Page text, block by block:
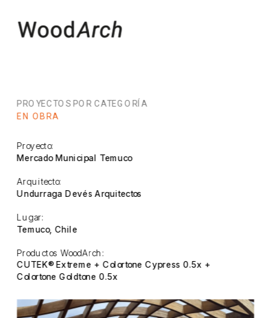
PROYECTOS POR CATEGORÍA
EN OBRA
Proyecto:
Mercado Municipal Temuco
Arquitecto:
Undurraga Devés Arquitectos
Lugar:
Temuco, Chile
Productos WoodArch:
CUTEK® Extreme + Colortone Cypress 0.5x +
Colortone Goldtone 0.5x